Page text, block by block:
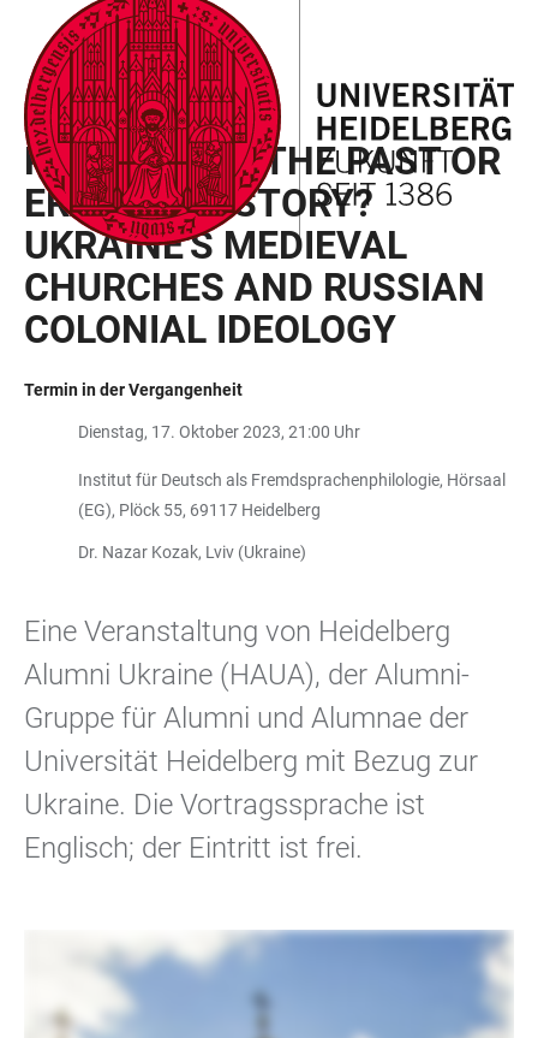
LINKS
ZUR
BARRIEREFREIHEIT
ZUM
HAUPTINHALT
HAUPTNAVIGATION
ÖFFNEN
WEBSEITENSUCHE
ÖFFNEN
HEIDELBERG ALUMNI UKRAINE
PRESERVING THE PAST OR
ERASING HISTORY?
UKRAINE'S MEDIEVAL
CHURCHES AND RUSSIAN
COLONIAL IDEOLOGY
Termin in der Vergangenheit
Dienstag, 17. Oktober 2023, 21:00 Uhr
Institut für Deutsch als Fremdsprachenphilologie, Hörsaal
(EG), Plöck 55, 69117 Heidelberg
Dr. Nazar Kozak, Lviv (Ukraine)
Eine Veranstaltung von Heidelberg
Alumni Ukraine (HAUA), der Alumni-
Gruppe für Alumni und Alumnae der
Universität Heidelberg mit Bezug zur
Ukraine. Die Vortragssprache ist
Englisch; der Eintritt ist frei.